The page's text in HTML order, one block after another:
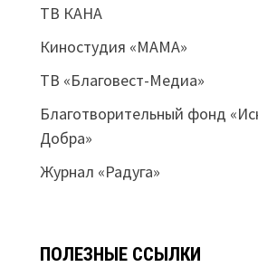
ТВ КАНА
Киностудия «МАМА»
ТВ «Благовест-Медиа»
Благотворительный фонд
Добра»
Журнал «Радуга»
ПОЛЕЗНЫЕ ССЫЛКИ